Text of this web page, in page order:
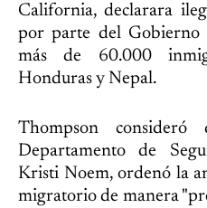
California, declarara
por parte del
más de 60.000
Honduras y Nepal.
Thompson
Departamento de
Kristi Noem, ordenó la
migratorio de manera